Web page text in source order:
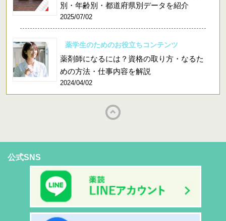
別・年齢別・都道府県別データを紹介
2025/07/02
薬学生のためのお役立ちコンテンツ
薬剤師になるには？資格の取り方・なるた
めの方法・仕事内容を解説
2024/04/02
公式SNS